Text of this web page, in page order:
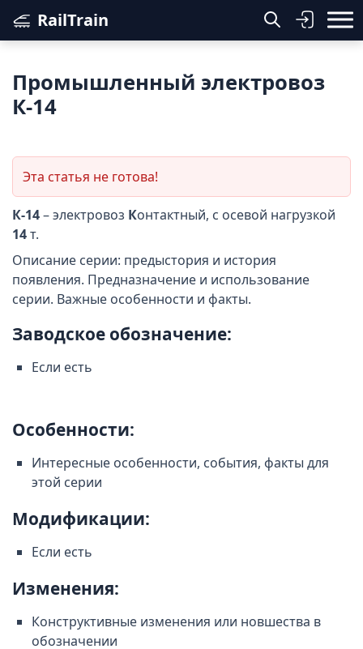
RailTrain
Промышленный электровоз
К-14
Эта статья не готова!
К-14– электровоз Контактный, с осевой нагрузкой
14т.
Описание серии: предыстория и история
появления. Предназначение и использование
серии. Важные особенности и факты.
Заводское обозначение:
Если есть
Особенности:
Интересные особенности, события, факты для
этой серии
Модификации:
Если есть
Изменения:
Конструктивные изменения или новшества в
обозначении